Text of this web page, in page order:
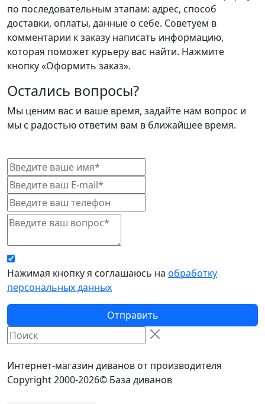
по последовательным этапам: адрес, способ
доставки, оплаты, данные о себе. Советуем в
комментарии к заказу написать информацию,
которая поможет курьеру вас найти. Нажмите
кнопку «Оформить заказ».
Остались вопросы?
Мы ценим вас и ваше время, задайте нам вопрос и
мы с радостью ответим вам в ближайшее время.
Нажимая кнопку я соглашаюсь на обработку
персональных данных
Отправить
Интернет-магазин диванов от производителя
Copyright 2000-2026© База диванов